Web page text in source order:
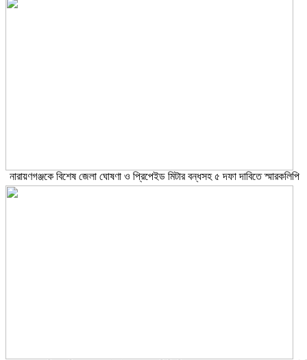
নারায়ণগঞ্জকে বিশেষ জেলা ঘোষণা ও প্রিপেইড মিটার বন্ধসহ ৫ দফা দাবিতে স্মারকলিপি